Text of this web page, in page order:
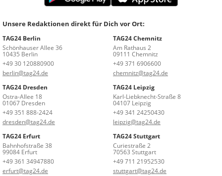
Unsere Redaktionen direkt für Dich vor Ort:
TAG24 Berlin
Schönhauser Allee 36
10435 Berlin
+49 30 120880900
berlin@tag24.de
TAG24 Chemnitz
Am Rathaus 2
09111 Chemnitz
+49 371 6906600
chemnitz@tag24.de
TAG24 Dresden
Ostra-Allee 18
01067 Dresden
+49 351 888-2424
dresden@tag24.de
TAG24 Leipzig
Karl-Liebknecht-Straße 8
04107 Leipzig
+49 341 24250430
leipzig@tag24.de
TAG24 Erfurt
Bahnhofstraße 38
99084 Erfurt
+49 361 34947880
erfurt@tag24.de
TAG24 Stuttgart
Curiestraße 2
70563 Stuttgart
+49 711 21952530
stuttgart@tag24.de